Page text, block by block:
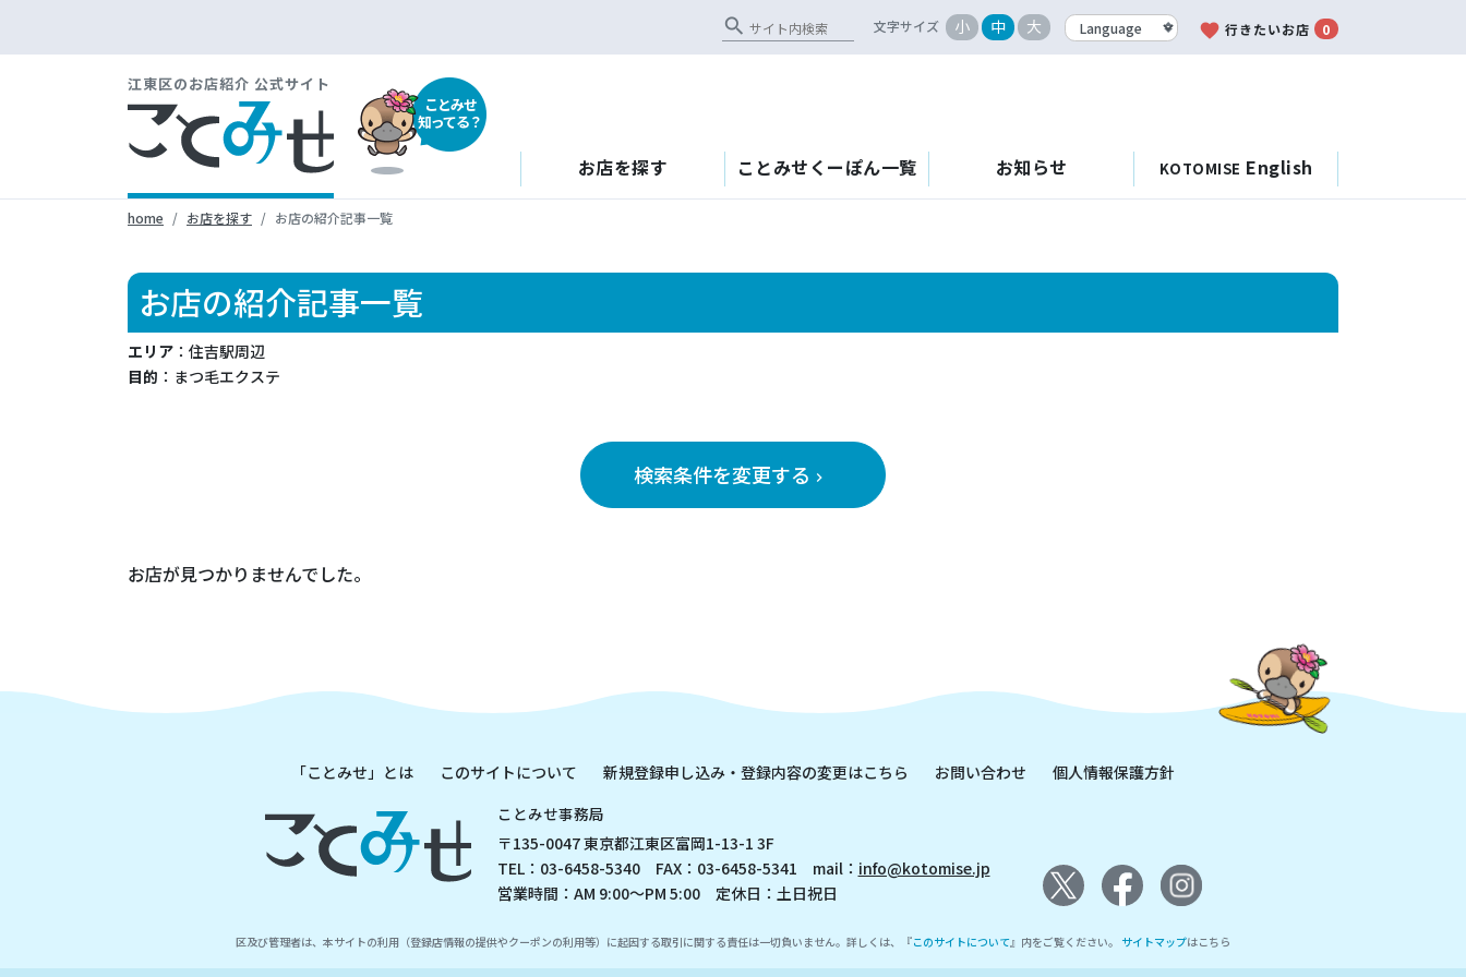
search 文字サイズ 小 中 大 favorite 行きたいお店 0
江東区のお店紹介 公式サイト
ことみせ
知ってる？
お店を探す ことみせくーぽん一覧 お知らせ KOTOMISE English
home お店を探す お店の紹介記事一覧
お店の紹介記事一覧
エリア ：住吉駅周辺
目的 ：まつ毛エクステ
検索条件を変更する keyboard_arrow_right
お店が見つかりませんでした。
「ことみせ」とは このサイトについて 新規登録申し込み・登録内容の変更はこちら お問い合わせ
個人情報保護方針
ことみせ事務局
〒135-0047 東京都江東区富岡1-13-1 3F
TEL：03-6458-5340 FAX：03-6458-5341 mail： info@kotomise.jp
営業時間：AM 9:00～PM 5:00 定休日：土日祝日
区及び管理者は、本サイトの利用（登録店情報の提供やクーポンの利用等）に起因する取引に関する責任は一切負いません。詳しくは、『このサイトについて』内をご覧ください。 サイトマップはこちら